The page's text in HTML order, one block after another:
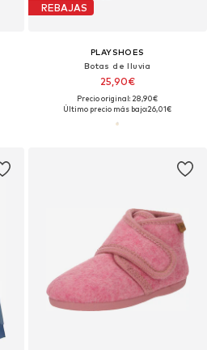
REBAJAS
PLAYSHOES
Botas de lluvia
25,90€
Precio original: 28,90€
Último precio más bajo:26,01€